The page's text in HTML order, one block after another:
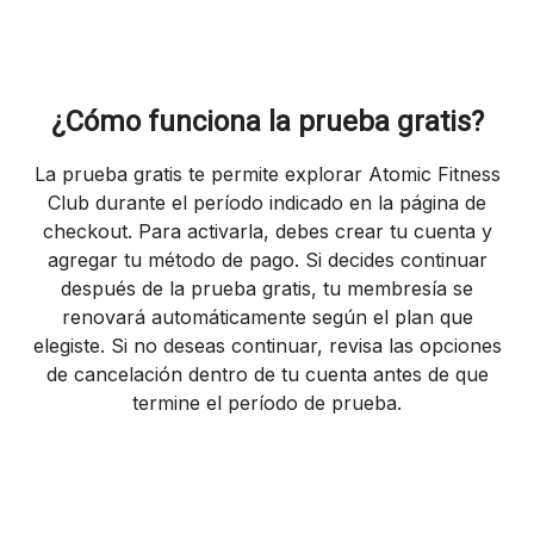
¿Cómo funciona la prueba gratis?
La prueba gratis te permite explorar Atomic Fitness
Club durante el período indicado en la página de
checkout. Para activarla, debes crear tu cuenta y
agregar tu método de pago. Si decides continuar
después de la prueba gratis, tu membresía se
renovará automáticamente según el plan que
elegiste. Si no deseas continuar, revisa las opciones
de cancelación dentro de tu cuenta antes de que
termine el período de prueba.